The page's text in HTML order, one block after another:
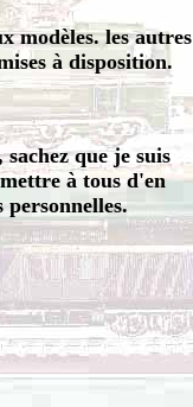
modèles. les autres
à disposition.
que je suis
à tous d'en